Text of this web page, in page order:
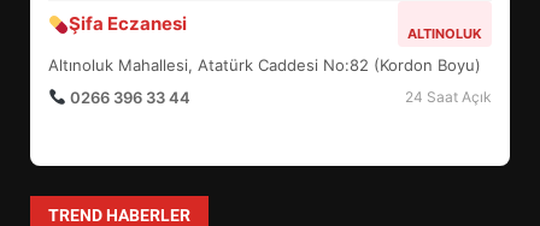
Şifa Eczanesi ALTINOLUK
Altınoluk Mahallesi, Atatürk Caddesi No:82 (Kordon Boyu)
0266 396 33 44
24 Saat Açık
TREND HABERLER
6
TURNUVASI KAYITLARI NEYİ
DEĞİŞTİRİYOR?
7
YENİ YÖNETİM NASIL